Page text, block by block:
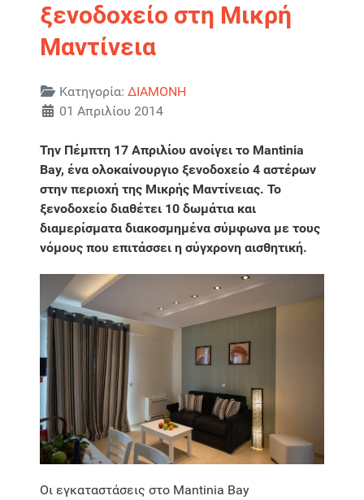
ξενοδοχείο στη Μικρή
Μαντίνεια
Λεπτομέρειες
Κατηγορία: ΔΙΑΜΟΝΗ
01 Απριλίου 2014
Την Πέμπτη 17 Απριλίου ανοίγει το Mantinia
Bay, ένα ολοκαίνουργιο ξενοδοχείο 4 αστέρων
στην περιοχή της Μικρής Μαντίνειας. Το
ξενοδοχείο διαθέτει 10 δωμάτια και
διαμερίσματα διακοσμημένα σύμφωνα με τους
νόμους που επιτάσσει η σύγχρονη αισθητική.
Οι εγκαταστάσεις στο Mantinia Bay